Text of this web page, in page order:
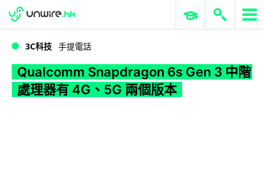
WWDC 2026 ERP 與商業 AI
3C科技 手提電話
Qualcomm Snapdragon 6s Gen 3 中階
處理器有 4G、5G 兩個版本